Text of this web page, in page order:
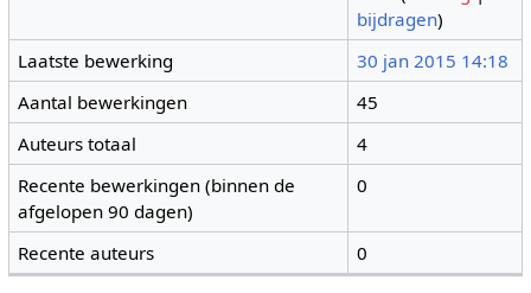
bijdragen)
Laatste bewerking
30 jan 2015 14:18
Aantal bewerkingen
45
Auteurs totaal
4
Recente bewerkingen (binnen de
afgelopen 90 dagen)
0
Recente auteurs 0